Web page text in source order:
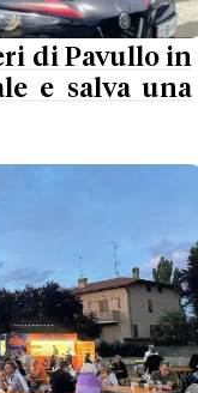
di Pavullo in
e salva una